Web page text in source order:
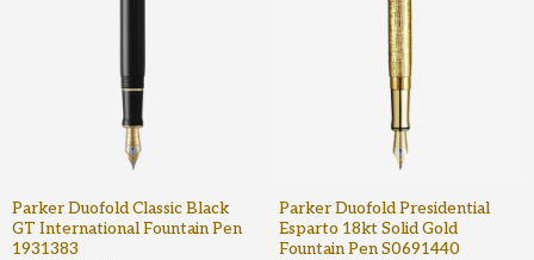
Parker Duofold Classic Black
GT International Fountain Pen
1931383
Parker Duofold Presidential
Esparto 18kt Solid Gold
Fountain Pen S0691440